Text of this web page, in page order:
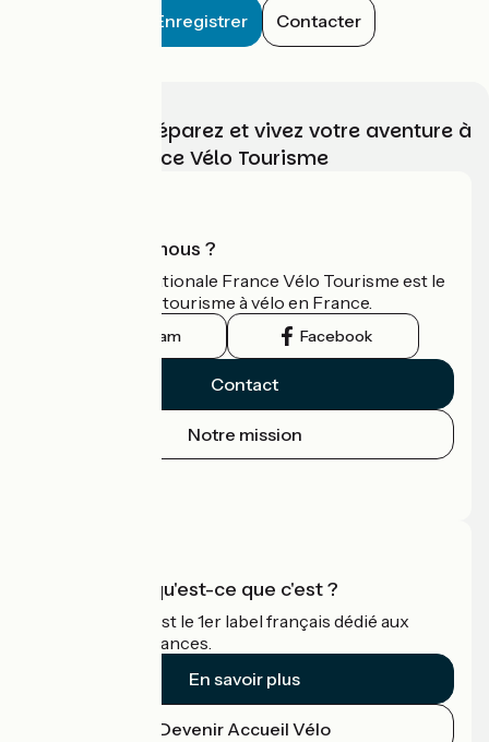
Enregistrer Contacter
Choisissez, préparez et vivez votre aventure à
vélo avec France Vélo Tourisme
Qui sommes-nous ?
L'association nationale France Vélo Tourisme est le
guide officiel du tourisme à vélo en France.
Instagram Facebook
Contact
Notre mission
Accueil Vélo qu'est-ce que c'est ?
Accueil Vélo c'est le 1er label français dédié aux
cyclistes en vacances.
En savoir plus
Devenir Accueil Vélo